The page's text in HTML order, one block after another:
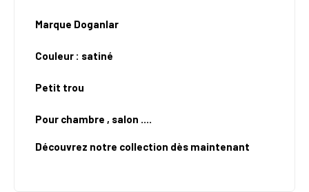
Marque Doganlar
Couleur : satiné
Petit trou
Pour chambre , salon ....
Découvrez notre collection dès maintenant